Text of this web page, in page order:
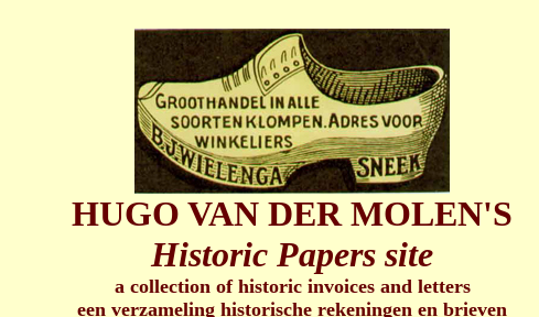
HUGO VAN DER MOLEN'S
Historic Papers site
a collection of historic invoices and letters
een verzameling historische rekeningen en brieven